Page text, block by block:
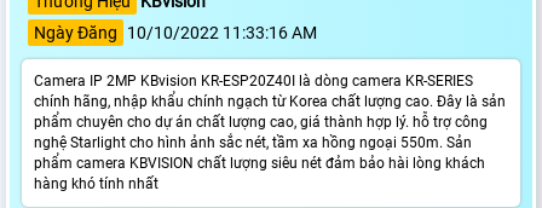
Ngày Đăng
10/10/2022 11:33:16 AM
Camera IP 2MP KBvision KR-ESP20Z40I là dòng camera KR-SERIES
chính hãng, nhập khẩu chính ngạch từ Korea chất lượng cao. Đây là sản
phẩm chuyên cho dự án chất lượng cao, giá thành hợp lý. hỗ trợ công
nghệ Starlight cho hình ảnh sắc nét, tầm xa hồng ngoại 550m. Sản
phẩm camera KBVISION chất lượng siêu nét đảm bảo hài lòng khách
hàng khó tính nhất